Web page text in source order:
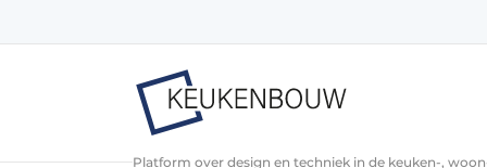
Algemene voorwaarden
Platform over design en techniek in de keuken-,